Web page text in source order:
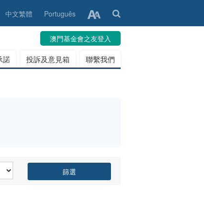
中文繁體 Português
澳門基金會之友登入
諾 投訴及意見箱 聯繫我們
篩選